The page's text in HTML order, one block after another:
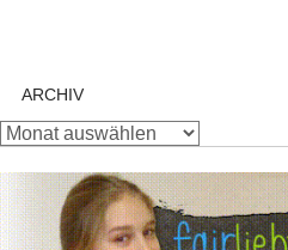
ARCHIV
Archiv